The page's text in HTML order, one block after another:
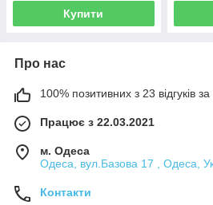
Купити
Про нас
100% позитивних з 23 відгуків за
Працює з 22.03.2021
м. Одеса
Одеса, вул.Базова 17 , Одеса,
Контакти